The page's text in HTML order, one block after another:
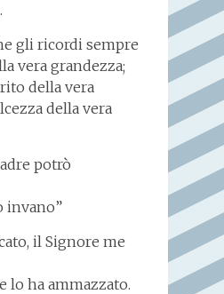
gli ricordi sempre
vera grandezza;
della vera
della vera
potrò
invano”
il Signore me
lo ha ammazzato.